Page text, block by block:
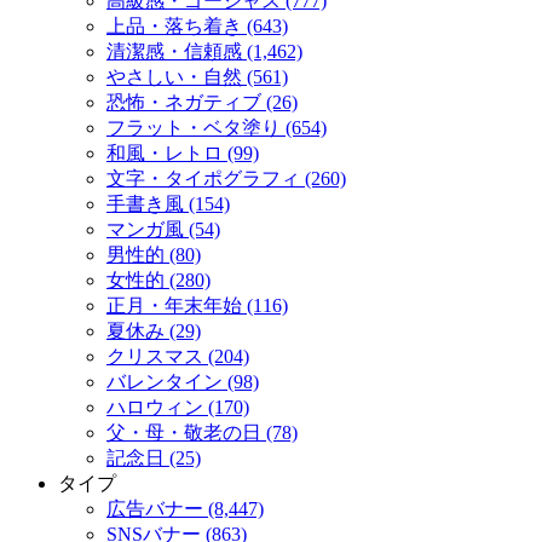
上品・落ち着き (643)
清潔感・信頼感 (1,462)
やさしい・自然 (561)
恐怖・ネガティブ (26)
フラット・ベタ塗り (654)
和風・レトロ (99)
文字・タイポグラフィ (260)
手書き風 (154)
マンガ風 (54)
男性的 (80)
女性的 (280)
正月・年末年始 (116)
夏休み (29)
クリスマス (204)
バレンタイン (98)
ハロウィン (170)
父・母・敬老の日 (78)
記念日 (25)
タイプ
広告バナー (8,447)
SNSバナー (863)